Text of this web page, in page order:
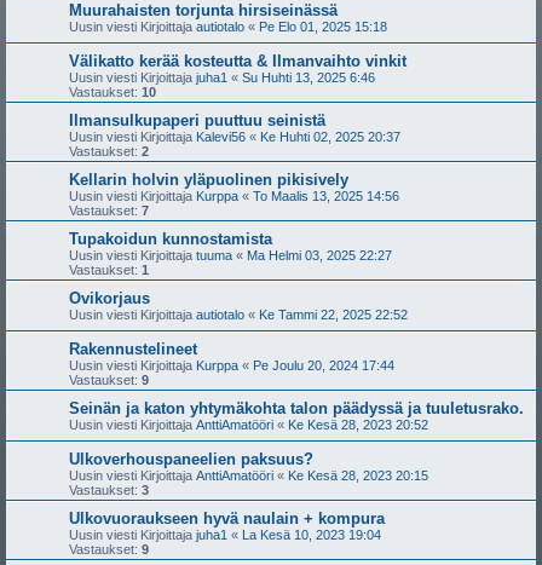
Muurahaisten torjunta hirsiseinässä
Uusin viesti Kirjoittaja autiotalo « Pe Elo 01, 2025 15:18
Välikatto kerää kosteutta & Ilmanvaihto vinkit
Uusin viesti Kirjoittaja juha1 « Su Huhti 13, 2025 6:46
Vastaukset: 10
Ilmansulkupaperi puuttuu seinistä
Uusin viesti Kirjoittaja Kalevi56 « Ke Huhti 02, 2025 20:37
Vastaukset: 2
Kellarin holvin yläpuolinen pikisively
Uusin viesti Kirjoittaja Kurppa « To Maalis 13, 2025 14:56
Vastaukset: 7
Tupakoidun kunnostamista
Uusin viesti Kirjoittaja tuuma « Ma Helmi 03, 2025 22:27
Vastaukset: 1
Ovikorjaus
Uusin viesti Kirjoittaja autiotalo « Ke Tammi 22, 2025 22:52
Rakennustelineet
Uusin viesti Kirjoittaja Kurppa « Pe Joulu 20, 2024 17:44
Vastaukset: 9
Seinän ja katon yhtymäkohta talon päädyssä ja tuuletusrako.
Uusin viesti Kirjoittaja AnttiAmatööri « Ke Kesä 28, 2023 20:52
Ulkoverhouspaneelien paksuus?
Uusin viesti Kirjoittaja AnttiAmatööri « Ke Kesä 28, 2023 20:15
Vastaukset: 3
Ulkovuoraukseen hyvä naulain + kompura
Uusin viesti Kirjoittaja juha1 « La Kesä 10, 2023 19:04
Vastaukset: 9